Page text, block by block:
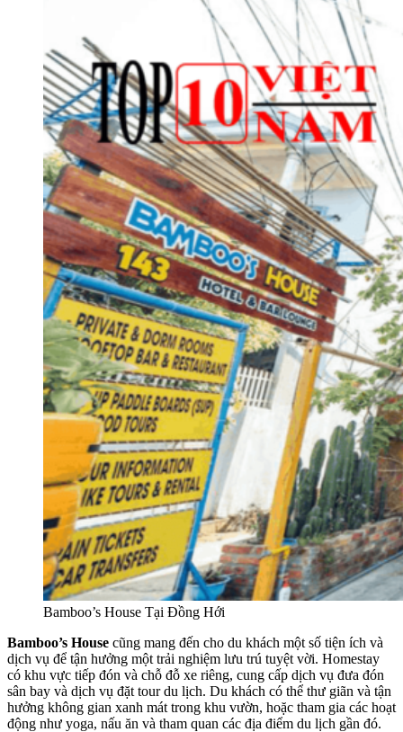
Bamboo’s House Tại Đồng Hới
Bamboo’s House cũng mang đến cho du khách một số tiện ích và
dịch vụ để tận hưởng một trải nghiệm lưu trú tuyệt vời. Homestay
có khu vực tiếp đón và chỗ đỗ xe riêng, cung cấp dịch vụ đưa đón
sân bay và dịch vụ đặt tour du lịch. Du khách có thể thư giãn và tận
hưởng không gian xanh mát trong khu vườn, hoặc tham gia các hoạt
động như yoga, nấu ăn và tham quan các địa điểm du lịch gần đó.